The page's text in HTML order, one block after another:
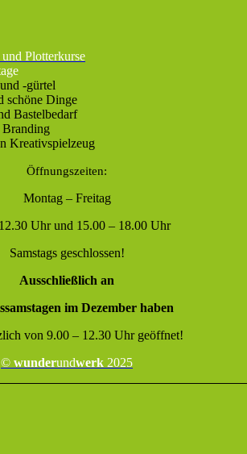
Plotterkurse
-gürtel
schöne Dinge
Bastelbedarf
Kreativspielzeug
Öffnungszeiten:
Montag – Freitag
Uhr und 15.00 – 18.00 Uhr
Samstags geschlossen!
Ausschließlich an
im Dezember haben
von 9.00 – 12.30 Uhr geöffnet!
© wunderundwerk 2025